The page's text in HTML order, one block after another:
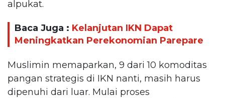
alpukat.
Baca Juga : Kelanjutan IKN Dapat
Meningkatkan Perekonomian Parepare
Muslimin memaparkan, 9 dari 10 komoditas
pangan strategis di IKN nanti, masih harus
dipenuhi dari luar. Mulai proses